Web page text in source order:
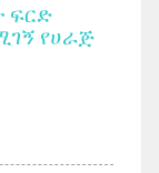
ፍርድ
የሀራጅ